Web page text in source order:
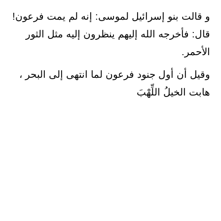
و قالت بنو إسرائيل لموسى: إنه لم يمت فرعون!
قال: فأخرجه الله إليهم ينظرون إليه مثل الثور
الأحمر.
وقيل أن أول جنود فرعون لما انتهى إلى البحر ،
هابت الخيلُ اللِّهْبَ